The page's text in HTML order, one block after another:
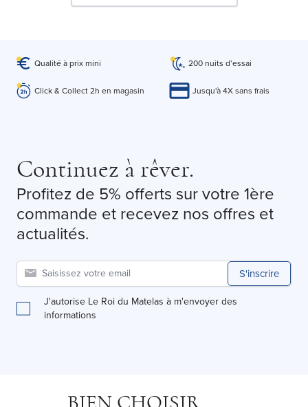
Qualité à prix mini 200 nuits d’essai
Click & Collect 2h en magasin Jusqu'à 4X sans frais
Continuez à rêver.
Profitez de 5% offerts sur votre 1ère
commande et recevez nos offres et
actualités.
S'inscrire
J'autorise Le Roi du Matelas à m'envoyer des
informations
BIEN CHOISIR